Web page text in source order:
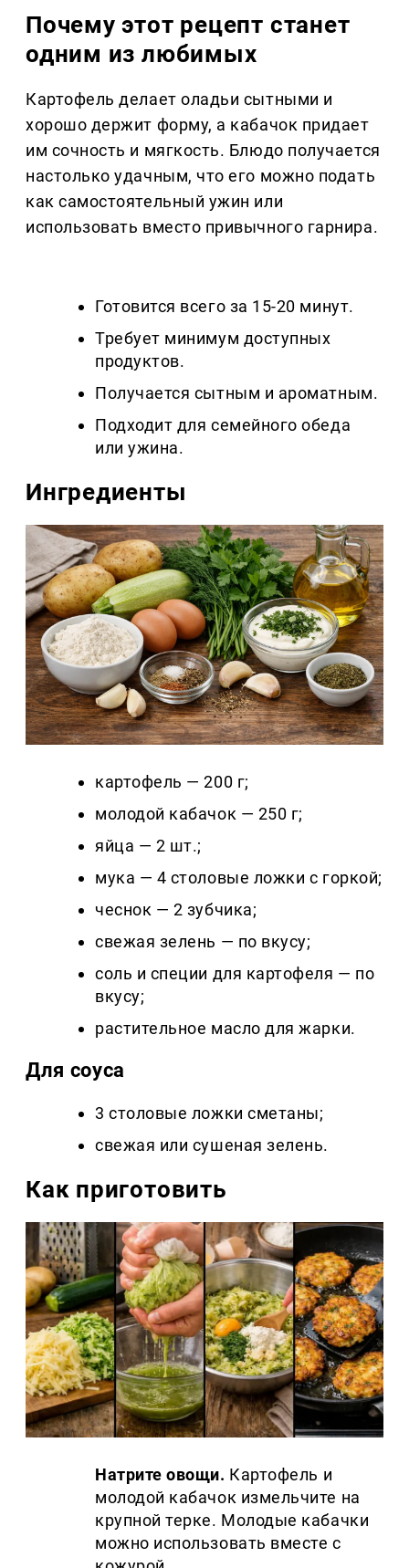
Почему этот рецепт станет
одним из любимых
Картофель делает оладьи сытными и
хорошо держит форму, а кабачок придает
им сочность и мягкость. Блюдо получается
настолько удачным, что его можно подать
как самостоятельный ужин или
использовать вместо привычного гарнира.
Готовится всего за 15-20 минут.
Требует минимум доступных
продуктов.
Получается сытным и ароматным.
Подходит для семейного обеда
или ужина.
Ингредиенты
картофель — 200 г;
молодой кабачок — 250 г;
яйца — 2 шт.;
мука — 4 столовые ложки с горкой;
чеснок — 2 зубчика;
свежая зелень — по вкусу;
соль и специи для картофеля — по
вкусу;
растительное масло для жарки.
Для соуса
3 столовые ложки сметаны;
свежая или сушеная зелень.
Как приготовить
Натрите овощи. Картофель и
молодой кабачок измельчите на
крупной терке. Молодые кабачки
можно использовать вместе с